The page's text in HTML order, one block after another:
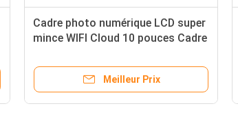
Cadre photo numérique LCD super
mince WIFI Cloud 10 pouces Cadre
Meilleur Prix